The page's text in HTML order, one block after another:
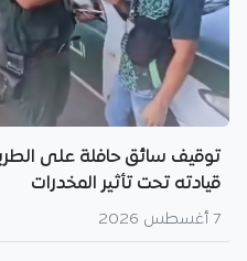
توقيف سائق حافلة على
قيادته تحت تأثير المخدرات
7 أغسطس 2026